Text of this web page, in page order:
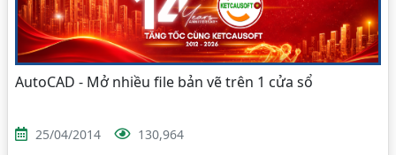
AutoCAD - Mở nhiều file bản vẽ trên 1 cửa sổ
25/04/2014 130,964